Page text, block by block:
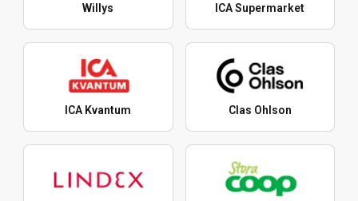
Willys ICA Supermarket
ICA Kvantum Clas Ohlson